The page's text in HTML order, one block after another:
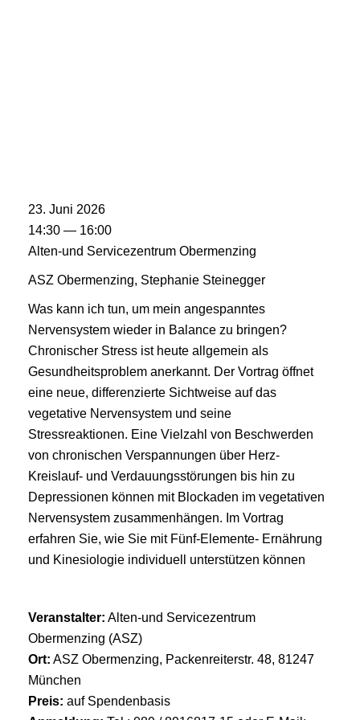
Was kann ich tun, um mein angespanntes
Nervensystem wieder in Balance zu bringen?
Chronischer Stress ist heute allgemein als
Gesundheitsproblem anerkannt. Der Vortrag öffnet
eine neue, differenzierte Sichtweise auf das
vegetative Nervensystem und seine
Stressreaktionen. Eine Vielzahl von Beschwerden
von chronischen Verspannungen über Herz-
Kreislauf- und Verdauungsstörungen bis hin zu
Depressionen können mit Blockaden im vegetativen
Nervensystem zusammenhängen. Im Vortrag
erfahren Sie, wie Sie mit Fünf-Elemente- Ernährung
und Kinesiologie individuell unterstützen können
Veranstalter: Alten-und Servicezentrum
Obermenzing (ASZ)
Ort: ASZ Obermenzing, Packenreiterstr. 48, 81247
München
Preis: auf Spendenbasis
23. Juni 2026
14:30 — 16:00
Alten-und Servicezentrum Obermenzing
ASZ Obermenzing, Stephanie Steinegger